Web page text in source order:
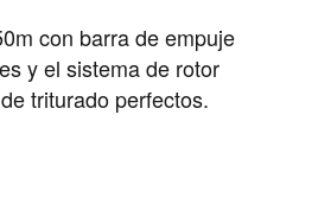
con barra de empuje
y el sistema de rotor
triturado perfectos.